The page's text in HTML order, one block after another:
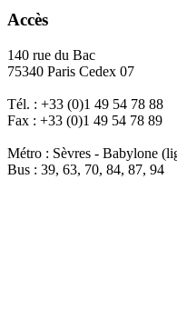
Accès
140 rue du Bac
75340 Paris Cedex 07
Tél. : +33 (0)1 49 54 78 88
Fax : +33 (0)1 49 54 78 89
Métro : Sèvres - Babylone
Bus : 39, 63, 70, 84, 87, 94